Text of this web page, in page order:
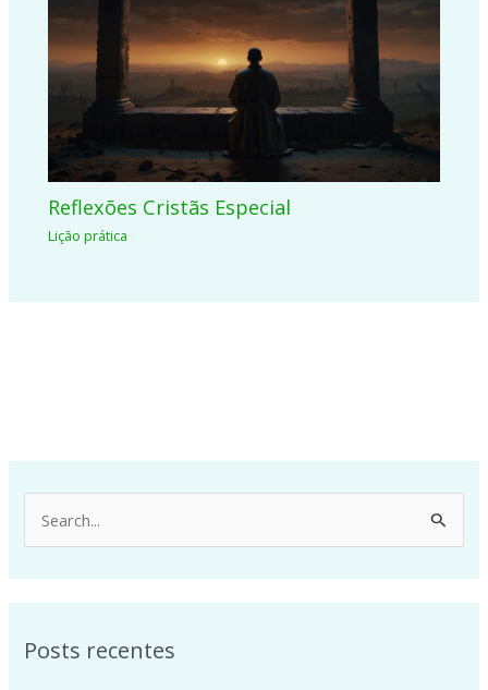
Reflexões Cristãs Especial
Lição prática
e
u
Posts recentes